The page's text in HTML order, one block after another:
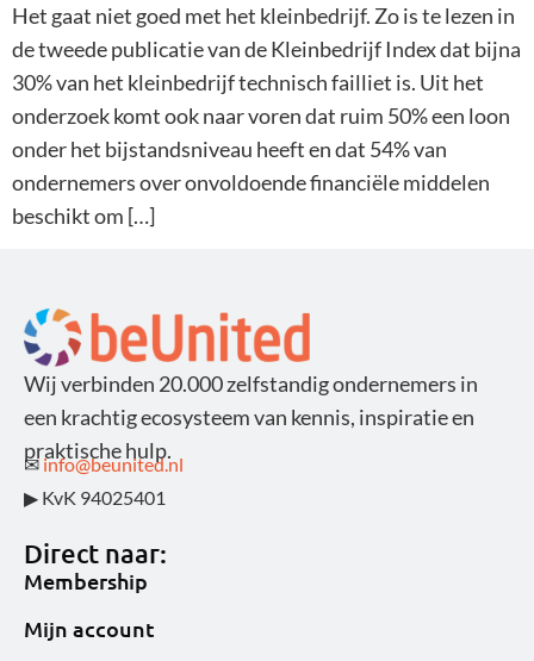
Het gaat niet goed met het kleinbedrijf. Zo is te lezen in
de tweede publicatie van de Kleinbedrijf Index dat bijna
30% van het kleinbedrijf technisch failliet is. Uit het
onderzoek komt ook naar voren dat ruim 50% een loon
onder het bijstandsniveau heeft en dat 54% van
ondernemers over onvoldoende financiële middelen
beschikt om […]
Wij verbinden 20.000 zelfstandig ondernemers in
een krachtig ecosysteem van kennis, inspiratie en
praktische hulp.
✉ info@beunited.nl
▶ KvK 94025401
Direct naar:
Membership
Mijn account